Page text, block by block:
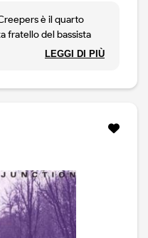
è il quarto
fratello del bassista
Kim Wilson, Albert
LEGGI DI PIÙ